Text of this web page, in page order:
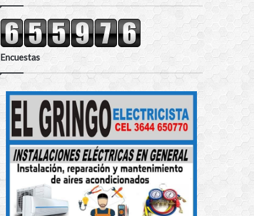
Encuestas